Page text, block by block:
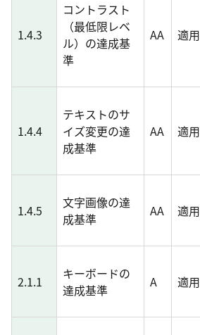
1.4.3
コントラスト
（最低限レベ
ル）の達成基
準
AA 適用
1.4.4
テキストのサ
イズ変更の達
成基準
AA 適用
1.4.5
文字画像の達
成基準
AA 適用
2.1.1
キーボードの
達成基準
A 適用